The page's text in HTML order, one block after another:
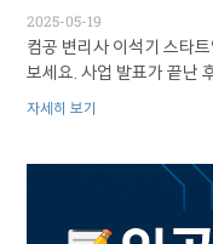
2025-05-19
컴공 변리사 이석기 스타
보세요. 사업 발표가 끝난
자세히 보기